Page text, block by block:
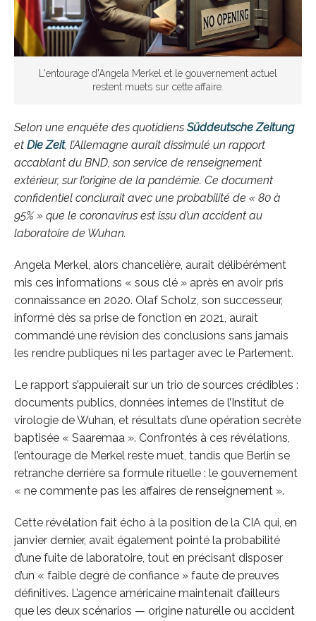
L'entourage d'Angela Merkel et le gouvernement actuel
restent muets sur cette affaire.
Selon une enquête des quotidiens Süddeutsche Zeitung
et Die Zeit, l’Allemagne aurait dissimulé un rapport
accablant du BND, son service de renseignement
extérieur, sur l’origine de la pandémie. Ce document
confidentiel conclurait avec une probabilité de « 80 à
95% » que le coronavirus est issu d’un accident au
laboratoire de Wuhan.
Angela Merkel, alors chancelière, aurait délibérément
mis ces informations « sous clé » après en avoir pris
connaissance en 2020. Olaf Scholz, son successeur,
informé dès sa prise de fonction en 2021, aurait
commandé une révision des conclusions sans jamais
les rendre publiques ni les partager avec le Parlement.
Le rapport s’appuierait sur un trio de sources crédibles :
documents publics, données internes de l’Institut de
virologie de Wuhan, et résultats d’une opération secrète
baptisée « Saaremaa ». Confrontés à ces révélations,
l’entourage de Merkel reste muet, tandis que Berlin se
retranche derrière sa formule rituelle : le gouvernement
« ne commente pas les affaires de renseignement ».
Cette révélation fait écho à la position de la CIA qui, en
janvier dernier, avait également pointé la probabilité
d’une fuite de laboratoire, tout en précisant disposer
d’un « faible degré de confiance » faute de preuves
définitives. L’agence américaine maintenait d’ailleurs
que les deux scénarios — origine naturelle ou accident